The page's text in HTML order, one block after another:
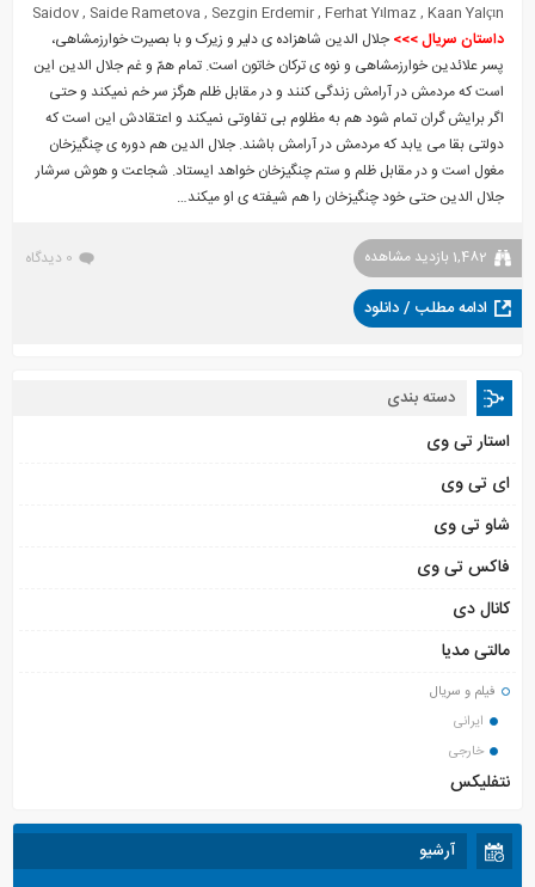
Saidov , Saide Rametova , Sezgin Erdemir , Ferhat Yılmaz , Kaan Yalçın
داستان سریال >>>جلال الدین شاهزاده ی دلیر و زیرک و با بصیرت خوارزمشاهی،
پسر علائدین خوارزمشاهی و نوه ی ترکان خاتون است. تمام همّ و غم جلال الدین این
است که مردمش در آرامش زندگی کنند و در مقابل ظلم هرگز سر خم نمیکند و حتی
اگر برایش گران تمام شود هم به مظلوم بی تفاوتی نمیکند و اعتقادش این است که
دولتی بقا می یابد که مردمش در آرامش باشند. جلال الدین هم دوره ی چنگیزخان
مغول است و در مقابل ظلم و ستم چنگیزخان خواهد ایستاد. شجاعت و هوش سرشار
جلال الدین حتی خود چنگیزخان را هم شیفته ی او میکند…
1,482 بازدید مشاهده 0 دیدگاه
ادامه مطلب / دانلود
دسته بندی
استار تی وی
ای تی وی
شاو تی وی
فاکس تی وی
کانال دی
مالتی مدیا
فیلم و سریال
ایرانی
خارجی
نتفلیکس
آرشیو